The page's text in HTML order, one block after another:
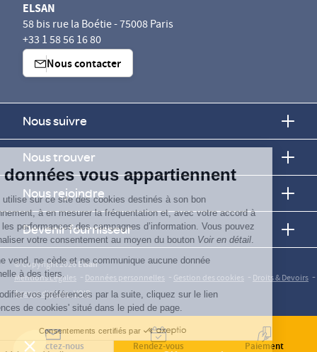
Vos données vous appartiennent
ELSAN utilise sur ce site des cookies destinés à son bon
fonctionnement, à en mesurer la fréquentation et, avec votre accord à
évaluer les performances des campagnes d’information. Vous pouvez
personnaliser votre consentement au moyen du boutonVoir en détail
Elsan ne vend, ne cède et ne communique aucune donnée
personnelle à des tiers.
Pour modifier vos préférences par la suite, cliquez sur le lien
'Préférences de cookies' situé dans le pied de page.
Consentements certifiés par
Contactez-nous Rendez-vous Paiement
ELSAN
58 bis rue la Boétie - 75008 Paris
+33 1 58 56 16 80
Nous contacter
Nous suivre
Nous trouver
Nous rejoindre
Devenir fournisseur
© Copyright 2026Elsan
Mentions Légales -Données personnelles -Gestion des cookies -Droits & Devoirs -
Agence digitale : VOID